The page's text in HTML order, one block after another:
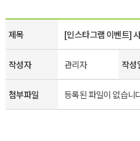
제목 [인스타그램 이벤트]
작성자 관리자 작성
첨부파일 등록된 파일이 없습니